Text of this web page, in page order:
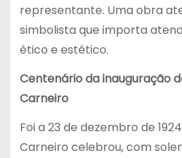
representante. Uma obra
simbolista que importa
ético e estético.
Centenário da inauguração
Carneiro
Foi a 23 de dezembro de
Carneiro celebrou, com